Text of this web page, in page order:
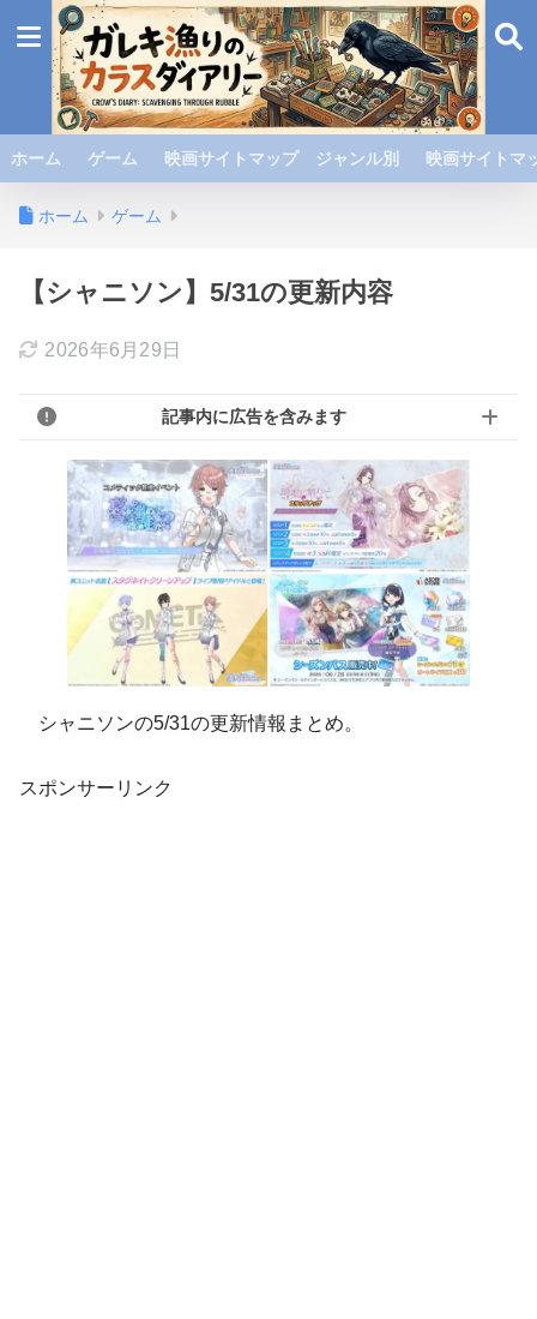
ホーム ゲーム 映画サイトマップ ジャンル別 映画サイト
ホーム ゲーム
【シャニソン】5/31の更新内容
2026年6月29日
記事内に広告を含みます
シャニソンの5/31の更新情報まとめ。
スポンサーリンク